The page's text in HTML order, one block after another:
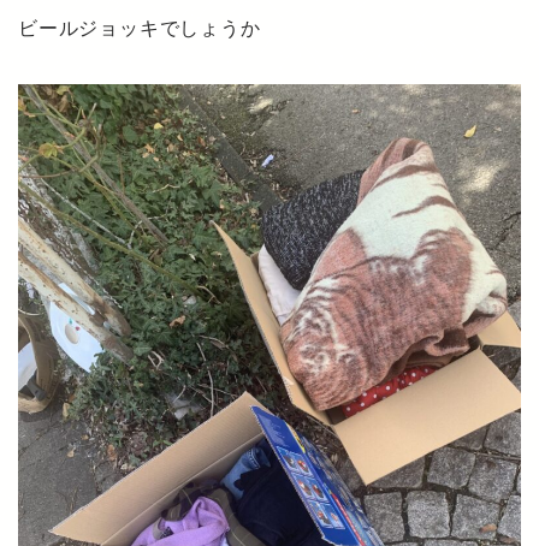
ビールジョッキでしょうか